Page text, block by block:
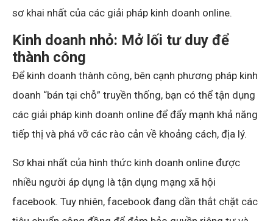
sơ khai nhất của các giải pháp kinh doanh online.
Kinh doanh nhỏ: Mở lối tư duy để
thành công
Để kinh doanh thành công, bên cạnh phương pháp kinh
doanh “bán tại chỗ” truyền thống, bạn có thể tận dụng
các giải pháp kinh doanh online để đẩy mạnh khả năng
tiếp thị và phá vỡ các rào cản về khoảng cách, địa lý.
Sơ khai nhất của hình thức kinh doanh online được
nhiều người áp dụng là tận dụng mạng xã hội
facebook. Tuy nhiên, facebook đang dần thắt chặt các